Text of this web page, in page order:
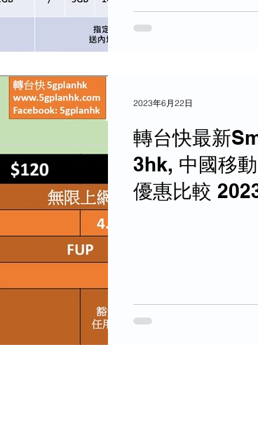
轉台快最新
3hk, 中國移
優惠比較 2023 總表有齊各電訊商服
2023年6月22日